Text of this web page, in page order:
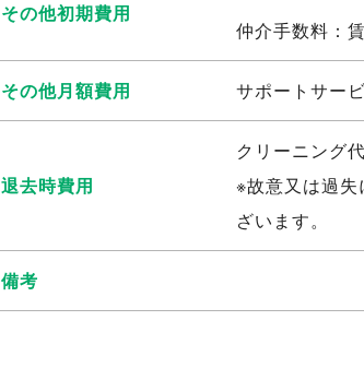
その他初期費用
仲介手数料：
その他月額費用 サポートサー
退去時費用
クリーニング
※故意又は過
ざいます。
備考